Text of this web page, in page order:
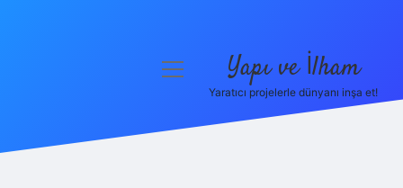
menüyü
Yapı ve İlham
Yaratıcı projelerle dünyanı inşa et!